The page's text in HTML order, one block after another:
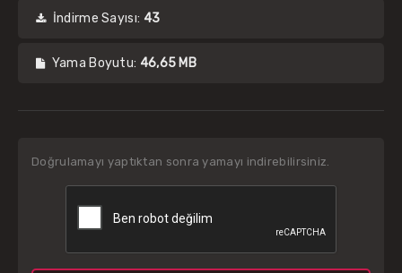
İndirme Sayısı: 43
Yama Boyutu: 46,65 MB
Doğrulamayı yaptıktan sonra yamayı indirebilirsiniz.